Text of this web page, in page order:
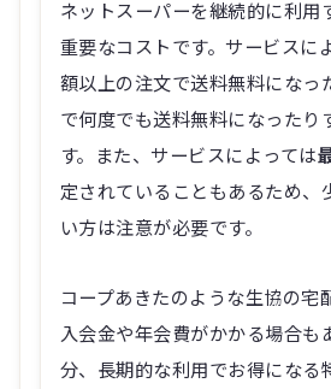
ネットスーパーを継続的に利用
重要なコストです。サービスに
額以上の注文で送料無料になっ
で何度でも送料無料になったり
す。また、サービスによっては
定されていることもあるため、
い方は注意が必要です。
コープあきたのような生協の宅
入会金や年会費がかかる場合も
分、長期的な利用でお得になる